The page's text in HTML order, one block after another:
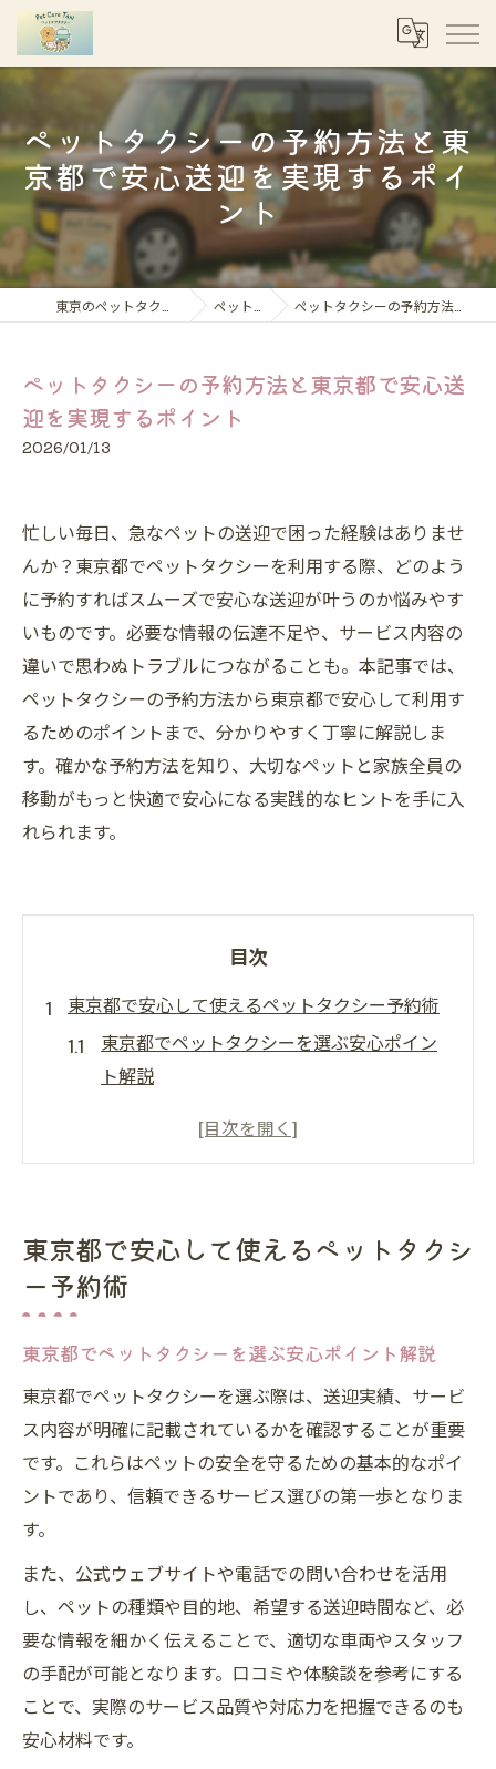
ペットタクシーの予約方法と東
京都で安心送迎を実現するポイ
ント
ペット移動コラム ペットタクシーの予約方法と東京都で安心送迎を実現するポイント
ペットタクシーの予約方法と東京都で安心送
迎を実現するポイント
2026/01/13
忙しい毎日、急なペットの送迎で困った経験はありませ
んか？東京都でペットタクシーを利用する際、どのよう
に予約すればスムーズで安心な送迎が叶うのか悩みやす
いものです。必要な情報の伝達不足や、サービス内容の
違いで思わぬトラブルにつながることも。本記事では、
ペットタクシーの予約方法から東京都で安心して利用す
るためのポイントまで、分かりやすく丁寧に解説しま
す。確かな予約方法を知り、大切なペットと家族全員の
移動がもっと快適で安心になる実践的なヒントを手に入
れられます。
目次
東京都で安心して使えるペットタクシー予約術
東京都でペットタクシーを選ぶ安心ポイン
ト解説
ペットタクシー東京で安心送迎を実現する
ペットタクシー利用時に重視したい安心基
準とは
意点
ペットタクシーの正しい予約手順ガイド
ペットタクシー予約時に必要な情報と準備
東京都でペットタクシーをスムーズに予約
する方法
底解説
電話やLINEでのペットタクシー予約手順紹介
予約時の注意点とペットタクシー選びのポ
イント
急な送迎にも強いペットタクシー活用方法
東京都で安心して使えるペットタクシ
ー予約術
東京都でペットタクシーを選ぶ安心ポイント解説
東京都でペットタクシーを選ぶ際は、送迎実績、サービ
ス内容が明確に記載されているかを確認することが重要
です。これらはペットの安全を守るための基本的なポイ
ントであり、信頼できるサービス選びの第一歩となりま
す。
また、公式ウェブサイトや電話での問い合わせを活用
し、ペットの種類や目的地、希望する送迎時間など、必
要な情報を細かく伝えることで、適切な車両やスタッフ
の手配が可能となります。口コミや体験談を参考にする
ことで、実際のサービス品質や対応力を把握できるのも
安心材料です。